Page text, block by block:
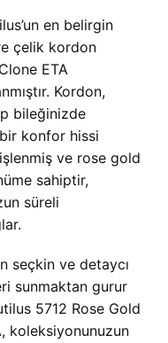
en belirgin
çelik kordon
ETA
Kordon,
bileğinizde
konfor hissi
ve rose gold
sahiptir,
süreli
seçkin ve detaycı
sunmaktan gurur
5712 Rose Gold
koleksiyonunuzun